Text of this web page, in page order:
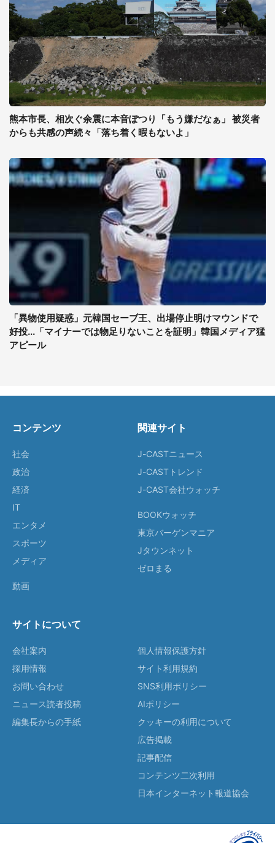
熊本市長、相次ぐ余震に本音ぽつり「もう嫌だなぁ」 被災者
からも共感の声続々「落ち着く暇もないよ」
「異物使用疑惑」元韓国セーブ王、出場停止明けマウンドで
好投...「マイナーでは物足りないことを証明」韓国メディア猛
アピール
コンテンツ
社会
政治
経済
IT
エンタメ
スポーツ
メディア
動画
関連サイト
J-CASTニュース
J-CASTトレンド
J-CAST会社ウォッチ
BOOKウォッチ
東京バーゲンマニア
Jタウンネット
ゼロまる
サイトについて
会社案内
採用情報
お問い合わせ
ニュース読者投稿
編集長からの手紙
個人情報保護方針
サイト利用規約
SNS利用ポリシー
AIポリシー
クッキーの利用について
広告掲載
記事配信
コンテンツ二次利用
日本インターネット報道協会